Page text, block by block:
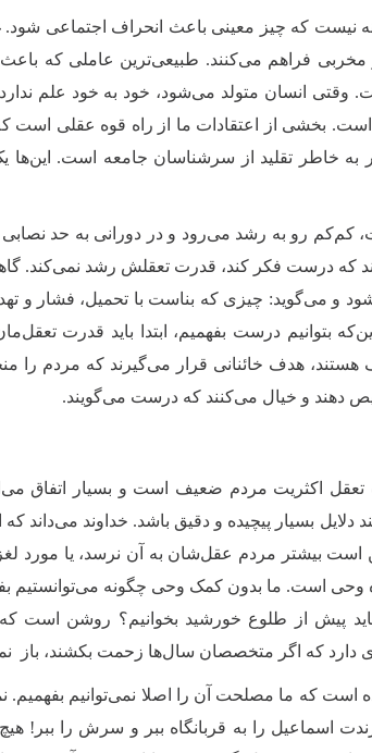
نیست که چیز معینی باعث انحراف اجتماعی
مخربی فراهم می‌‌کنند. طبیعی‌ترین عاملی که
وقتی انسان متولد می‌شود، خود به خود علم
بخشی از اعتقادات ما از راه قوه عقلی است
به خاطر تقلید از سرشناسان جامعه است.
رو به رشد می‌رود و در دورانی به حد نصابی
که درست فکر کند، قدرت تعقلش رشد
و می‌گوید: چیزی که بناست با تحمیل، فشار و
بتوانیم درست بفهمیم، ابتدا باید قدرت
هدف‌ خائنانی قرار می‌گیرند که مردم را
دهند و خیال می‌کنند که درست می‌گویند.
اکثریت مردم ضعیف است و بسیار اتفاق
بسیار پیچیده و دقیق باشد. خداوند می‌داند
بیشتر مردم عقل‌شان به آن نرسد، یا مورد
وحی است. ما بدون کمک وحی چگونه می‌توانستیم
باید پیش از طلوع خورشید بخوانیم؟ روشن است
که اگر متخصصان سال‌ها زحمت بکشند، باز
که ما مصلحت آن را اصلا نمی‌توانیم بفهمیم.
اسماعیل را به قربانگاه ببر و سرش را ببر!